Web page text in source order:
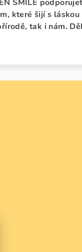
SMILE
které šijí s
tak i nám.